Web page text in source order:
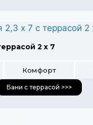
2 х 7
Комфорт
Бани с террасой >>>